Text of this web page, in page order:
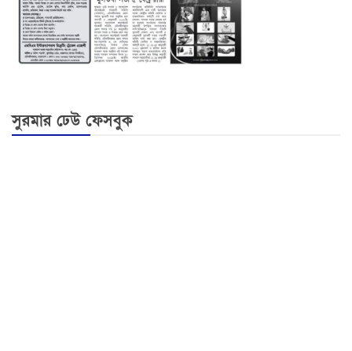
সুরমার ঢেউ ফেসবুক